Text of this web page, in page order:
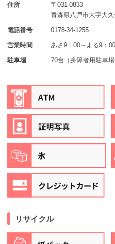
住所
〒031-0833
青森県八戸市大字大
電話番号 0178-34-1255
営業時間 あさ9：00～よる9：00
駐車場 70台（身障者用駐車場
リサイクル